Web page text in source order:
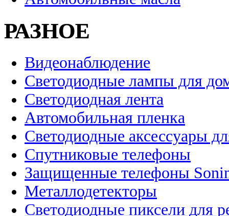
РАЗНОЕ
Видеонаблюдение
Светодиодные лампы для
Светодиодная лента
Автомобильная пленка
Светодиодные аксессуары
Спутниковые телефоны
Защищенные телефоны
Металлодетекторы
Светодиодные пиксели для